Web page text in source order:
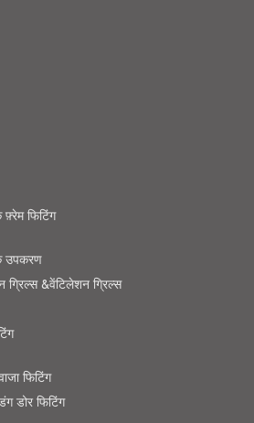
फिटिंग
उपकरण
&वेंटिलेशन ग्रिल्स
फिटिंग
डोर फिटिंग